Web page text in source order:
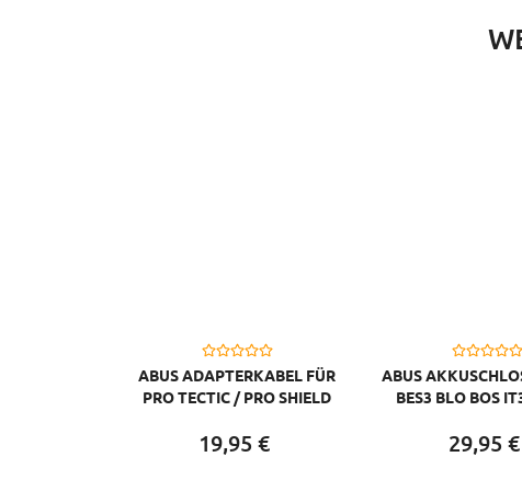
ABUS ADAPTERKABEL FÜR
PRO TECTIC / PRO SHIELD
19,95 €
ABUS
BES3 BLO BOS
29,95 €